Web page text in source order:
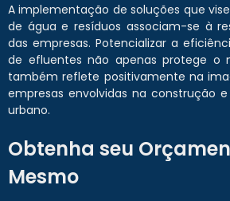
A implementação de soluções que
de água e resíduos associam-se à
das empresas. Potencializar a
de efluentes não apenas protege o
também reflete positivamente na
empresas envolvidas na construção
urbano.
Obtenha seu
Mesmo